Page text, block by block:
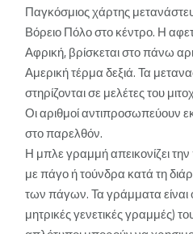
Παγκόσμιος χάρτης
Βόρειο Πόλο στο κέντρο. Η
Αφρική, βρίσκεται στο πάνω
Αμερική τέρμα δεξιά. Τα
στηρίζονται σε μελέτες του
Οι αριθμοί αντιπροσωπεύουν
στο παρελθόν.
Η μπλε γραμμή απεικονίζει
με πάγο ή τούνδρα κατά τη
των πάγων. Τα γράμματα είναι
μητρικές γενετικές γραμμές)